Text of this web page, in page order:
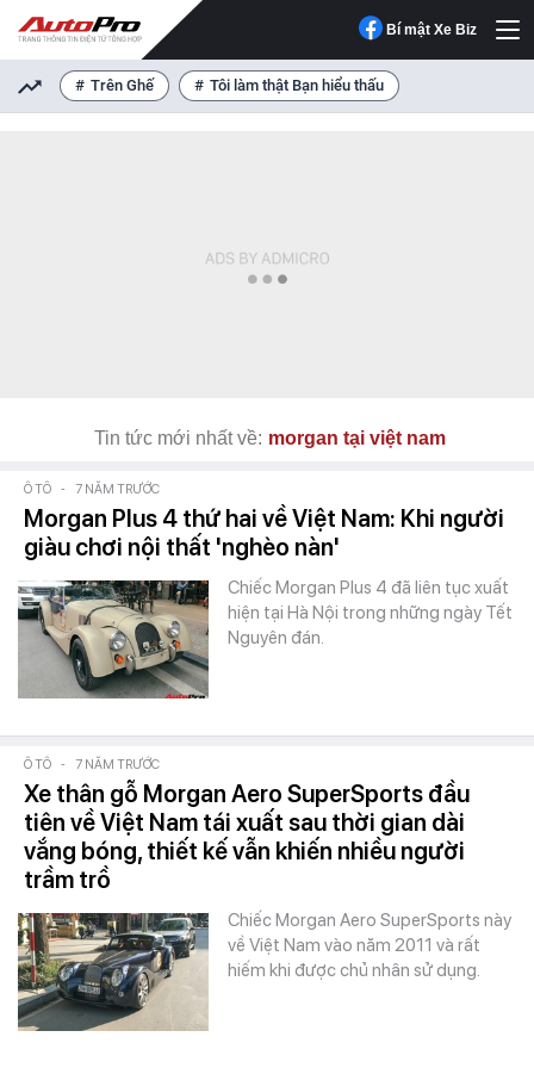
Bí mật Xe Biz
Trên Ghế Tôi làm thật Bạn hiểu thấu
Tin tức mới nhất về: morgan tại việt nam
Ô TÔ - 7 NĂM TRƯỚC
Morgan Plus 4 thứ hai về Việt Nam: Khi người
giàu chơi nội thất 'nghèo nàn'
Chiếc Morgan Plus 4 đã liên tục xuất
hiện tại Hà Nội trong những ngày Tết
Nguyên đán.
Ô TÔ - 7 NĂM TRƯỚC
Xe thân gỗ Morgan Aero SuperSports đầu
tiên về Việt Nam tái xuất sau thời gian dài
vắng bóng, thiết kế vẫn khiến nhiều người
trầm trồ
Chiếc Morgan Aero SuperSports này
về Việt Nam vào năm 2011 và rất
hiếm khi được chủ nhân sử dụng.